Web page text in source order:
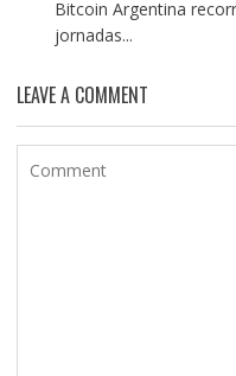
Bitcoin Argentina
jornadas...
LEAVE A COMMENT